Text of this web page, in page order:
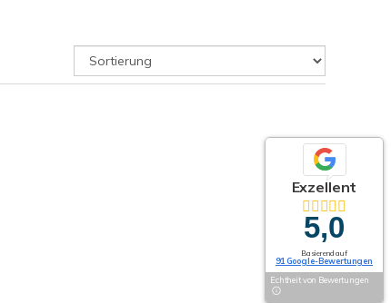
Exzellent
5,0
Basierend auf
91 Google-Bewertungen
Echtheit von Bewertungen